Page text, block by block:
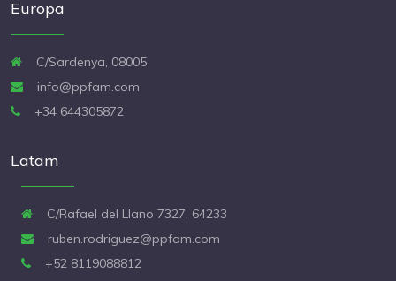
Europa
C/Sardenya, 08005
info@ppfam.com
+34 644305872
Latam
C/Rafael del Llano 7327, 64233
ruben.rodriguez@ppfam.com
+52 8119088812